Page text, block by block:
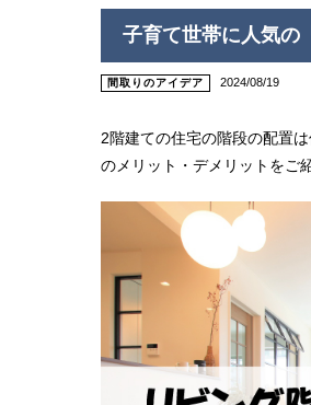
子育て世帯に人気の
間取りのアイデア 2024/08/19
2階建ての住宅の階段の配置
のメリット・デメリットをご